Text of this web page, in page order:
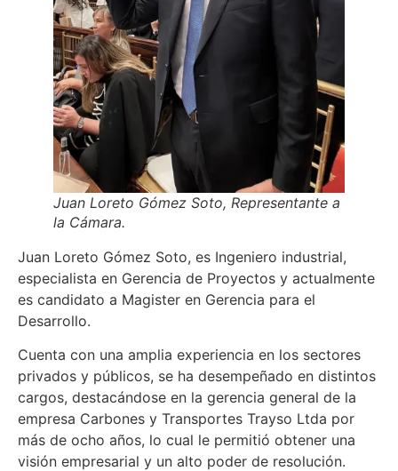
Juan Loreto Gómez Soto, Representante a
la Cámara.
Juan Loreto Gómez Soto, es Ingeniero industrial,
especialista en Gerencia de Proyectos y actualmente
es candidato a Magister en Gerencia para el
Desarrollo.
Cuenta con una amplia experiencia en los sectores
privados y públicos, se ha desempeñado en distintos
cargos, destacándose en la gerencia general de la
empresa Carbones y Transportes Trayso Ltda por
más de ocho años, lo cual le permitió obtener una
visión empresarial y un alto poder de resolución.